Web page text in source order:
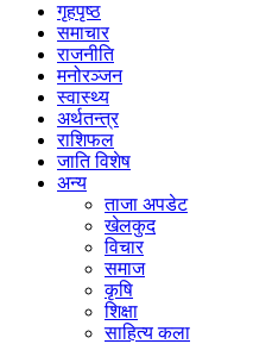
गृहपृष्ठ
समाचार
राजनीति
मनोरञ्जन
स्वास्थ्य
अर्थतन्त्र
राशिफल
जाति विशेष
अन्य
ताजा अपडेट
खेलकुद
विचार
समाज
कृषि
शिक्षा
साहित्य कला